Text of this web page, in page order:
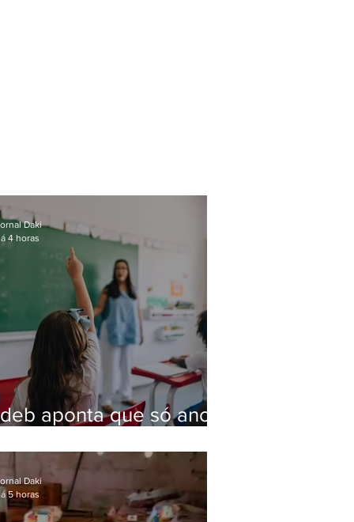
aponta que só anos
da educação
Daki
4 horas
Daki
5 horas